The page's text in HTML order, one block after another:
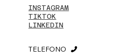
INSTAGRAM
TIKTOK
LINKEDIN
TELEFONO